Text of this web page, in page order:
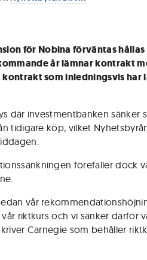
för Nobina förväntas
år lämnar kontrakt
som inledningsvis har
där investmentbanken sänker
tidigare köp, vilket
förefaller dock
vår
riktkurs och vi sänker därför
Carnegie som behåller